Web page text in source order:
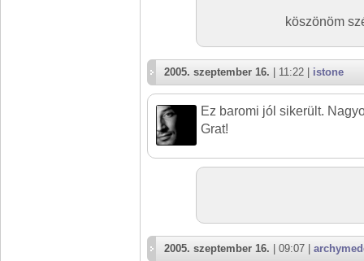
köszönöm
2005. szeptember 16. | 11:22 | istone
Ez baromi jól sikerült.
Grat!
2005. szeptember 16. | 09:07 |